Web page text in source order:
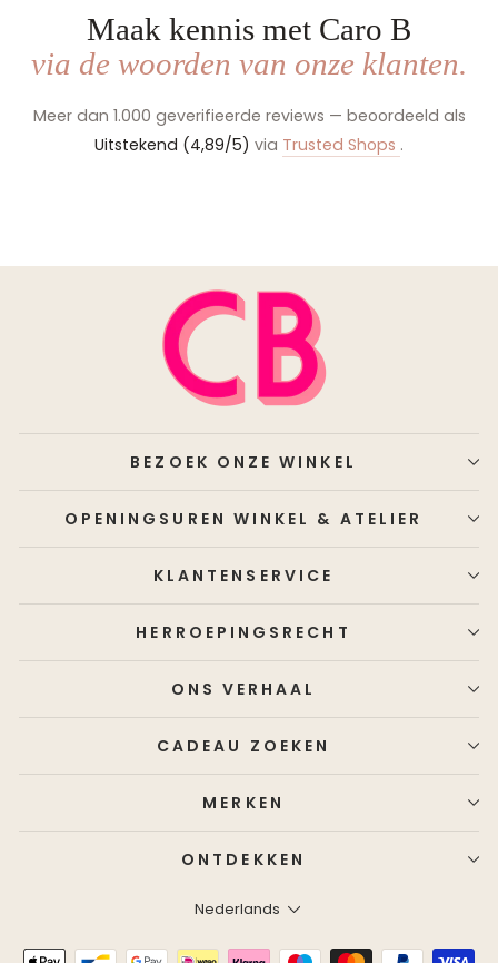
Maak kennis met Caro B
via de woorden van onze klanten.
Meer dan 1.000 geverifieerde reviews — beoordeeld als
Uitstekend (4,89/5) via Trusted Shops .
BEZOEK ONZE WINKEL
OPENINGSUREN WINKEL & ATELIER
KLANTENSERVICE
HERROEPINGSRECHT
ONS VERHAAL
CADEAU ZOEKEN
MERKEN
ONTDEKKEN
Taal
Nederlands